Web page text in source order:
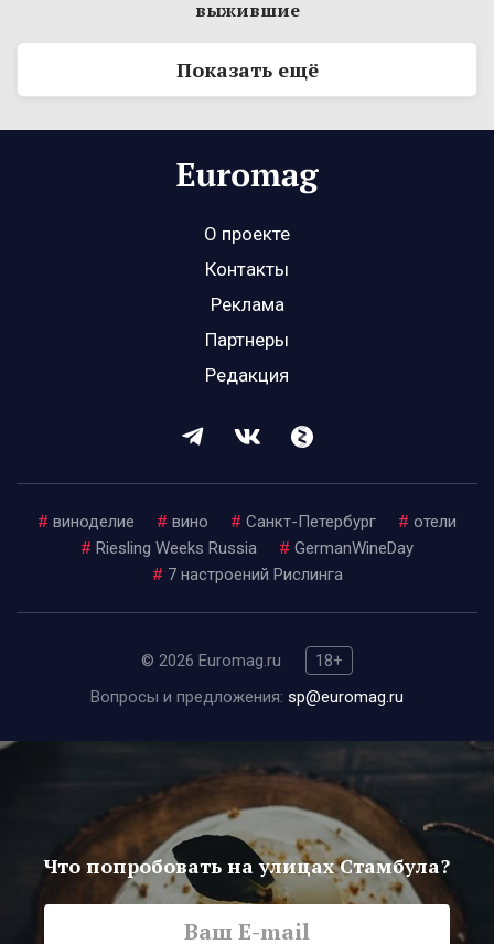
выжившие
Показать ещё
О проекте
Контакты
Реклама
Партнеры
Редакция
# виноделие # вино # Санкт-Петербург # отели
# Riesling Weeks Russia # GermanWineDay
# 7 настроений Рислинга
© 2026 Euromag.ru
18+
Вопросы и предложения: sp@euromag.ru
Что попробовать на улицах Стамбула?